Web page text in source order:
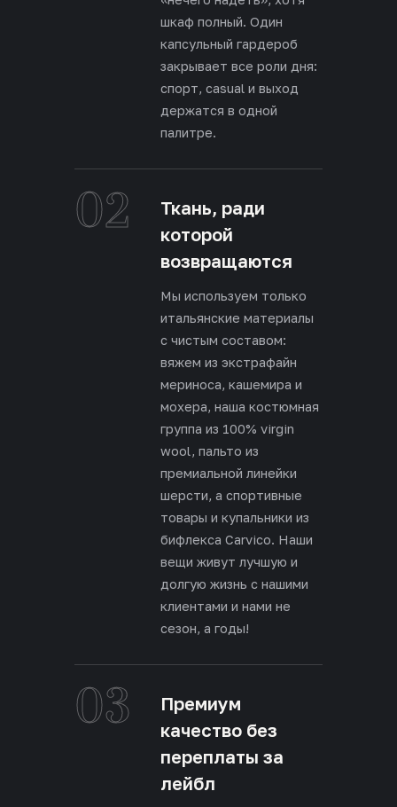
шкаф полный. Один
капсульный гардероб
закрывает все роли дня:
спорт, casual и выход
держатся в одной
палитре.
02
Ткань, ради
которой
возвращаются
Мы используем только
итальянские материалы
с чистым составом:
вяжем из экстрафайн
мериноса, кашемира и
мохера, наша костюмная
группа из 100% virgin
wool, пальто из
премиальной линейки
шерсти, а спортивные
товары и купальники из
бифлекса Carvico. Наши
вещи живут лучшую и
долгую жизнь с нашими
клиентами и нами не
сезон, а годы!
03
Премиум
качество без
переплаты за
лейбл